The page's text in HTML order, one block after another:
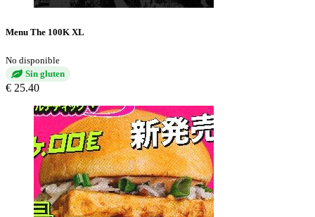
Menu The 100K XL
No disponible
Sin gluten
€ 25.40